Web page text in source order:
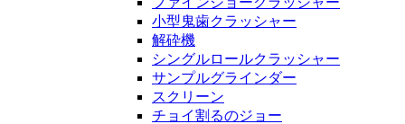
小型鬼歯クラッシャー
解砕機
シングルロールクラッシャー
サンプルグラインダー
スクリーン
チョイ割るのジョー